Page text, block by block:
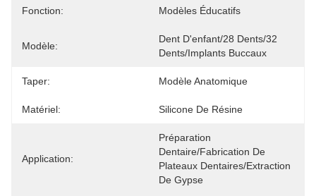
Fonction: Modèles Éducatifs
Modèle:
Dent D'enfant/28 Dents/32
Dents/implants Buccaux
Taper: Modèle Anatomique
Matériel: Silicone De Résine
Application:
Préparation
Dentaire/fabrication De
Plateaux Dentaires/extraction
De Gypse